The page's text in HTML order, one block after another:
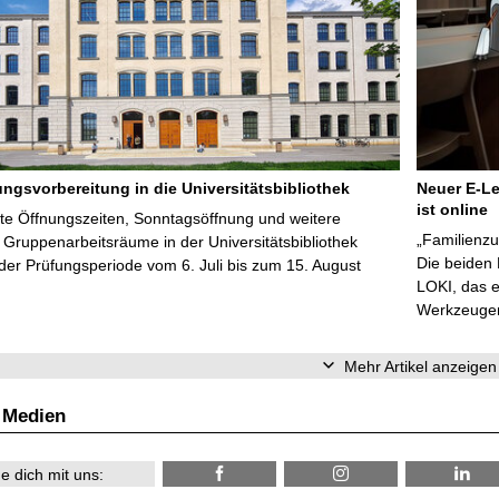
in die Universitätsbibliothek
Öffnungszeiten, Sonntagsöffnung und weitere
in der Universitätsbibliothek
Prüfungsperiode vom 6. Juli bis zum 15. August
Neuer E-
ist online
Die beiden
LOKI, das
Mehr Artikel anzeigen
dich mit uns: